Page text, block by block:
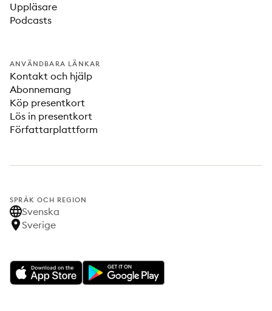
Uppläsare
Podcasts
ANVÄNDBARA LÄNKAR
Kontakt och hjälp
Abonnemang
Köp presentkort
Lös in presentkort
Författarplattform
SPRÅK OCH REGION
Svenska
Sverige